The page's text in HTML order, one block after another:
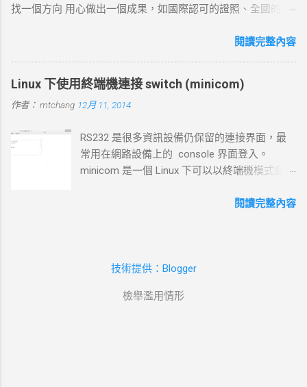
找一個方向 用心做出一個成果，如國際認可的證照、全國的比
路。以目前技術而言要就做最大最廣，否則 就做最小最少，避
X-windows上程式的開發： http://www.wxwidgets.org/
http://tavi.debian.org.tw/index.php?page=wxWindows * 使用
Java在嵌入式系統上的開發 當然如果在學習過程中，有好的工
等著我去讀，但好的工作不是常常有的，一定要把握住好的機
閱讀完整內容
Linux 下使用終端機連接 switch (minicom)
作者： mtchang 12月 11, 2014
RS232 是很多資訊設備仍保留的連接界面，最
常用在網路設備上的 console 界面登入。
minicom 是一個 Linux 下可以以終端機模式登入
裝 minicom mtchang@debian:~$ sudo apt-get
號。這裡抓到的是 ttyUSB0 --> /dev/ttyUSB0
/var/log/messages -f Dec 11 09:54:34 debian
閱讀完整內容
技術提供：Blogger
檢舉濫用情形